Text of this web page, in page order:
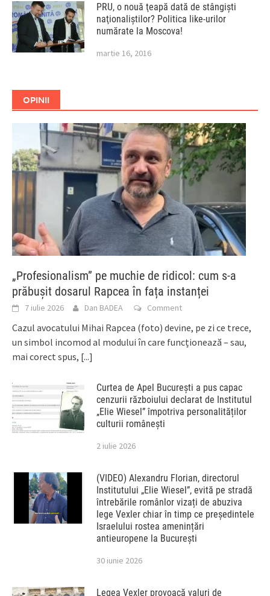
PRU, o nouă ţeapă dată de stângişti
naţionaliştilor? Politica like-urilor
numărate la Moscova!
martie 16, 2016
OPINII
„Profesionalism” pe muchie de ridicol: cum s-a
prăbușit dosarul Rapcea în fața instanței
7 iulie 2026 Dan BADEA Comment
Cazul avocatului Mihai Rapcea (foto) devine, pe zi ce trece,
un simbol incomod al modului în care funcționează – sau,
mai corect spus, [...]
Curtea de Apel București a pus capac
cenzurii războiului declarat de Institutul
„Elie Wiesel” împotriva personalităților
culturii românești
2 iulie 2026
(VIDEO) Alexandru Florian, directorul
Institutului „Elie Wiesel”, evită pe stradă
întrebările românlor vizați de abuziva
lege Vexler chiar în timp ce președintele
Israelului rostea amenințări
antieuropene la București
30 iunie 2026
Legea Vexler provoacă valuri de